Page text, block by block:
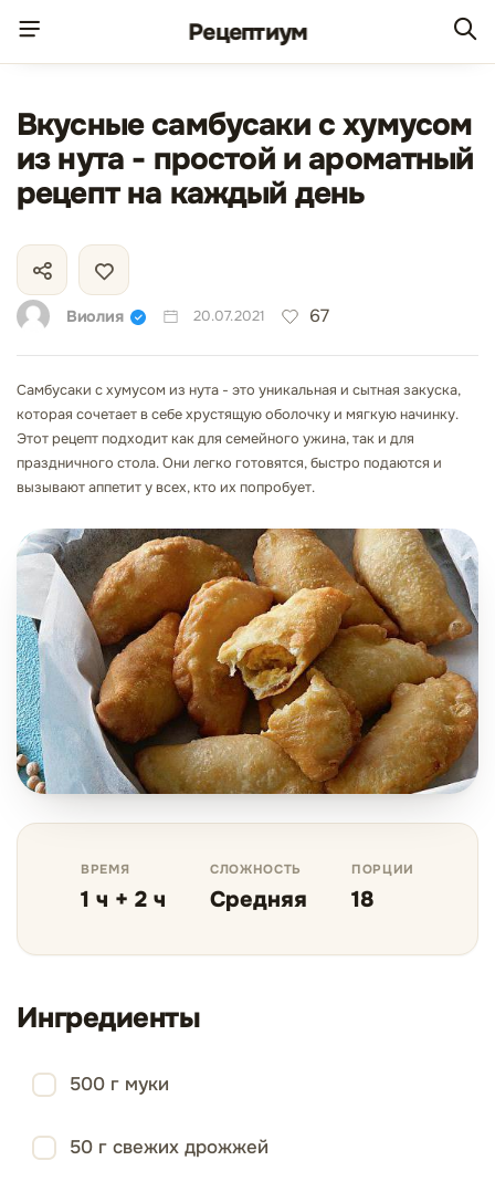
Рецептиум
Вкусные самбусаки с хумусом
из нута - простой и ароматный
рецепт на каждый день
Виолия 20.07.2021 67
Самбусаки с хумусом из нута - это уникальная и сытная закуска,
которая сочетает в себе хрустящую оболочку и мягкую начинку.
Этот рецепт подходит как для семейного ужина, так и для
праздничного стола. Они легко готовятся, быстро подаются и
вызывают аппетит у всех, кто их попробует.
ВРЕМЯ
1 ч + 2 ч
СЛОЖНОСТЬ
Средняя
ПОРЦИИ
18
Ингредиенты
500 г муки
50 г свежих дрожжей